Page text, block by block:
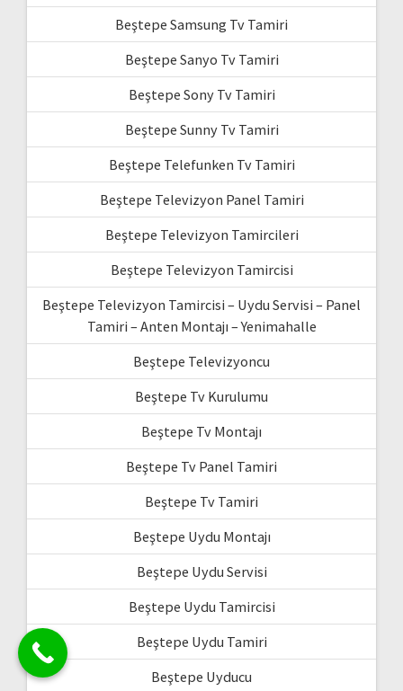
Beştepe Samsung Tv Tamiri
Beştepe Sanyo Tv Tamiri
Beştepe Sony Tv Tamiri
Beştepe Sunny Tv Tamiri
Beştepe Telefunken Tv Tamiri
Beştepe Televizyon Panel Tamiri
Beştepe Televizyon Tamircileri
Beştepe Televizyon Tamircisi
Beştepe Televizyon Tamircisi – Uydu Servisi – Panel
Tamiri – Anten Montajı – Yenimahalle
Beştepe Televizyoncu
Beştepe Tv Kurulumu
Beştepe Tv Montajı
Beştepe Tv Panel Tamiri
Beştepe Tv Tamiri
Beştepe Uydu Montajı
Beştepe Uydu Servisi
Beştepe Uydu Tamircisi
Beştepe Uydu Tamiri
Beştepe Uyducu